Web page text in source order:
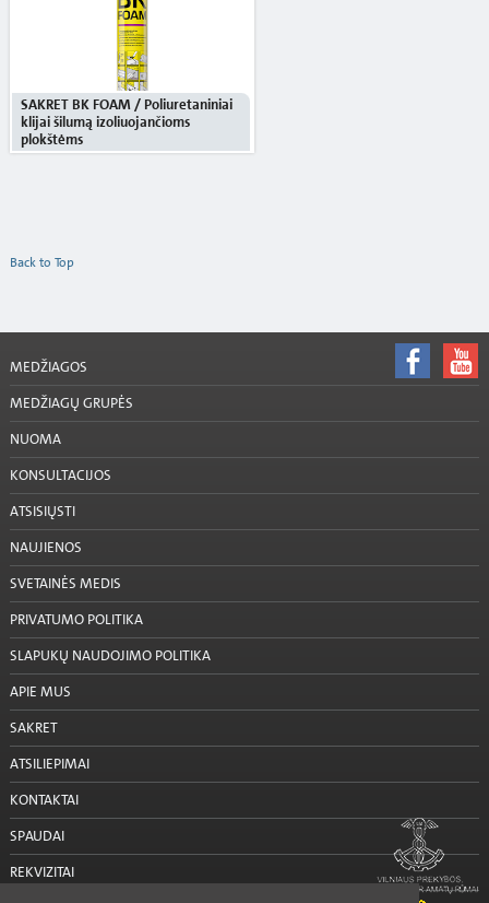
SAKRET BK FOAM / Poliuretaniniai
klijai šilumą izoliuojančioms
plokštėms
Back to Top
MEDŽIAGOS
MEDŽIAGŲ GRUPĖS
NUOMA
KONSULTACIJOS
ATSISIŲSTI
NAUJIENOS
SVETAINĖS MEDIS
PRIVATUMO POLITIKA
SLAPUKŲ NAUDOJIMO POLITIKA
APIE MUS
SAKRET
ATSILIEPIMAI
KONTAKTAI
SPAUDAI
REKVIZITAI